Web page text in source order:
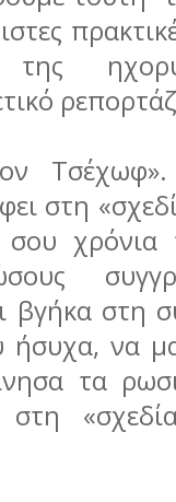
της
στη
σου
βγήκα στη
να
τα
στη